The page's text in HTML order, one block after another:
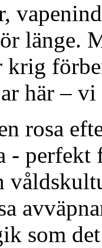
länge.
krig
här – vi
rosa
-
som